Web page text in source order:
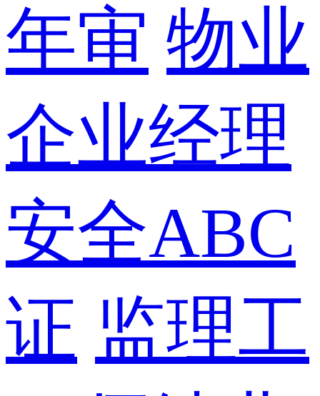
年审 物业
企业经理
安全ABC
证 监理工